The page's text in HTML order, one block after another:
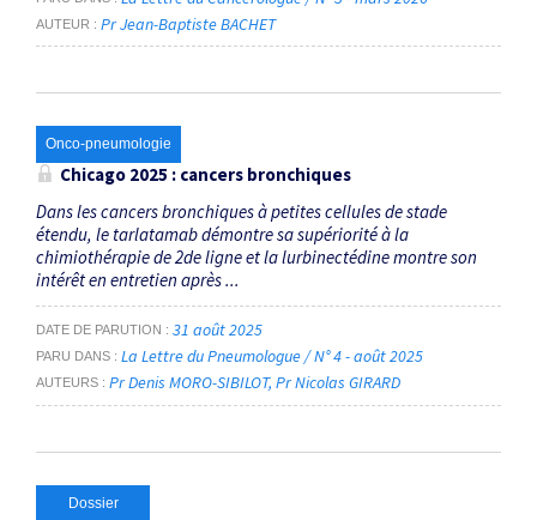
AUTEUR Pr Jean-Baptiste BACHET
Onco-pneumologie
Chicago 2025 : cancers bronchiques
Dans les cancers bronchiques à petites cellules de stade
étendu, le tarlatamab démontre sa supériorité à la
chimiothérapie de 2de ligne et la lurbinectédine montre son
intérêt en entretien après ...
DATE DE PARUTION 31 août 2025
PARU DANS La Lettre du Pneumologue / N° 4 - août 2025
AUTEURS Pr Denis MORO-SIBILOT Pr Nicolas GIRARD
Dossier